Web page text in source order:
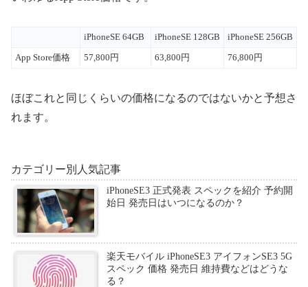
iPhoneSE 64GB iPhoneSE 128GB iPhoneSE 256GB
App Store価格 57,800円 63,800円 76,800円
ほぼこれと同じくらいの価格になるのではないかと予想さ
れます。
カテゴリー別人気記事
iPhoneSE3 正式発表 スペックを紹介 予約開
始日 発売日はいつになるのか？
楽天モバイル iPhoneSE3 アイフォンSE3 5G
スペック 価格 発売日 維持費などはどうな
る？